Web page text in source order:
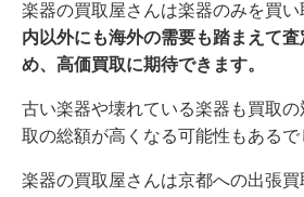
楽器の買取屋さんは楽器のみを買い
内以外にも海外の需要も踏まえて
め、高価買取に期待できます。
古い楽器や壊れている楽器も買取
取の総額が高くなる可能性もあるで
楽器の買取屋さんは京都への出張買